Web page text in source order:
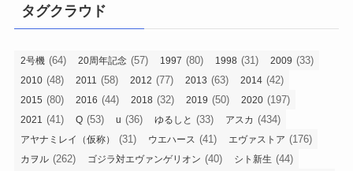
タグクラウド
2号機 (64) 20周年記念 (57) 1997 (80) 1998 (31) 2009 (33)
2010 (48) 2011 (58) 2012 (77) 2013 (63) 2014 (42)
2015 (80) 2016 (44) 2018 (32) 2019 (50) 2020 (197)
2021 (41) Q (53) u (36) ゆるしと (33) アスカ (434)
アヤナミレイ（仮称） (31) ウエハース (41) エヴァストア (176)
カヲル (262) ゴジラ対エヴァンゲリオン (40) シト新生 (44)